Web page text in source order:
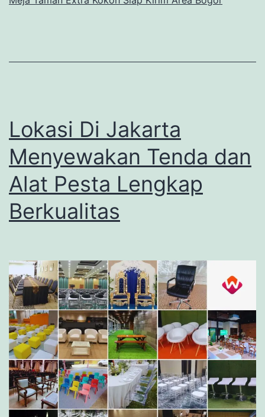
Lokasi Di Jakarta
Menyewakan Tenda dan
Alat Pesta Lengkap
Berkualitas